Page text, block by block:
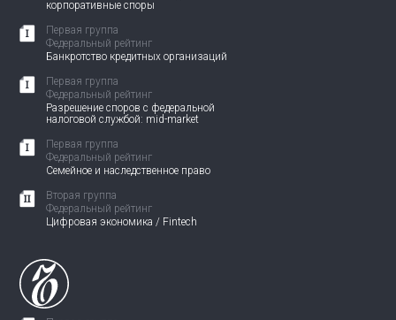
корпоративные споры
Первая группа
Федеральный рейтинг
Банкротство кредитных организаций
Первая группа
Федеральный рейтинг
Разрешение споров с федеральной
налоговой службой: mid-market
Первая группа
Федеральный рейтинг
Семейное и наследственное право
Вторая группа
Федеральный рейтинг
Цифровая экономика / Fintech